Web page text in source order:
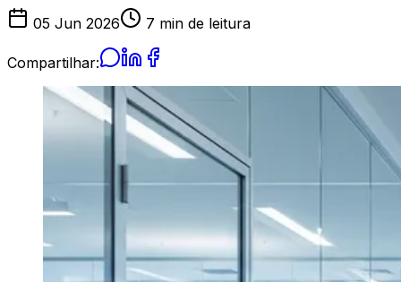
05 Jun 2026 7 min de leitura
Compartilhar: